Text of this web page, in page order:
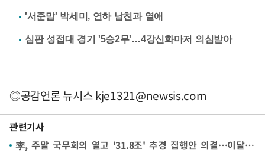
'서준맘' 박세미, 연하 남친과 열애
심판 성접대 경기 '5승2무'…4강신화마저 의심받아
◎공감언론 뉴시스kje1321@newsis.com
관련기사
李, 주말 국무회의 열고 '31.8조' 추경 집행안 의결…이달 소비쿠폰 지급(종합)